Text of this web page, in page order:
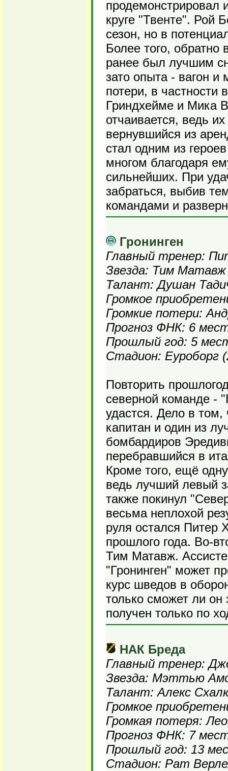
продемонстрировал
круге "Твенте". Рой
сезон, но в
Более того,
ранее был лучшим
зато опыта - вагон и
потери, в частности
Гриндхейме и Мика
отчаивается, ведь
вернувшийся из
стал одним из
многом благодаря
сильнейших. При
забраться, выбив
командами и
Гронинген
Главный тренер:
Звезда: Тим Матавж
Талант: Душан
Громкое
Громкие потери:
Прогноз ФНК: 6
Прошлый год: 5
Стадион: Еуроборг
Повторить
северной команде -
удастся. Дело в том,
капитан и один из
бомбардиров
перебравшийся в
Кроме того, ещё
ведь лучший левый
также покинул
весьма неплохой
руля остался Питер
прошлого года. Во-
Тим Матавж.
"Гронинген" может
курс шведов в
только сможет ли он
получен только по
НАК Бреда
Главный тренер:
Звезда: Мэттью
Талант: Алекс Схалк
Громкое
Громкая потеря:
Прогноз ФНК: 7
Прошлый год: 13
Стадион: Рат